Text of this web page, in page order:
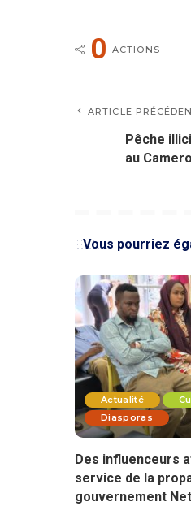
0 ACTIONS
ARTICLE
Pêche
au
Vous pourriez
Actualité
Diasporas
Des influenceurs
service de la
gouvernement